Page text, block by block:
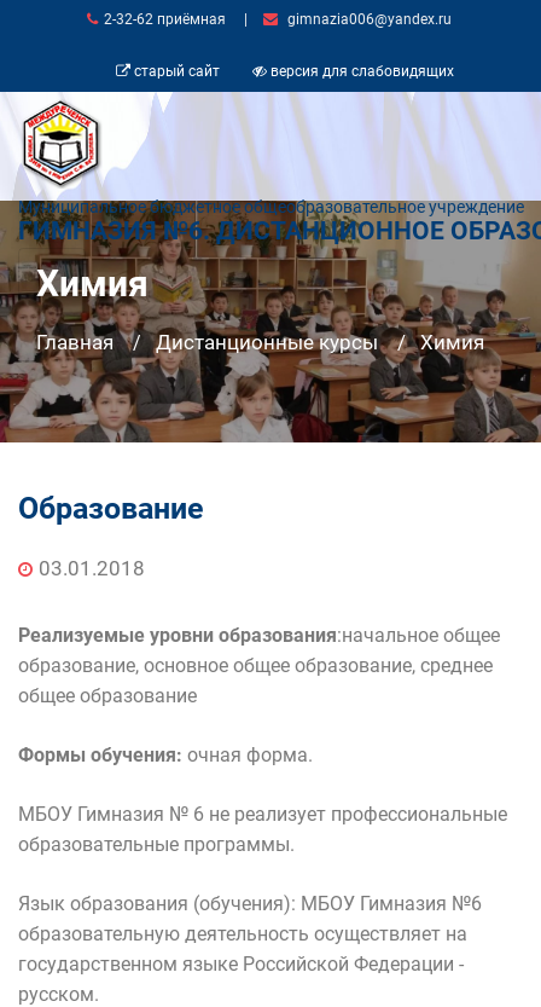
2-32-62 приёмная gimnazia006@yandex.ru
старый сайт версия для слабовидящих
Муниципальное бюджетное общеобразовательное учреждение
ГИМНАЗИЯ №6. ДИСТАНЦИОННОЕ
Химия
Главная Дистанционные курсы Химия
Образование
03.01.2018
Реализуемые уровни образования:начальное общее
образование, основное общее образование, среднее
общее образование
Формы обучения: очная форма.
МБОУ Гимназия № 6 не реализует профессиональные
образовательные программы.
Язык образования (обучения): МБОУ Гимназия №6
образовательную деятельность осуществляет на
государственном языке Российской Федерации -
русском.